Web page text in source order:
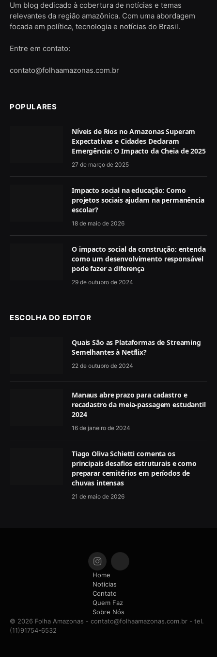
Um blog dedicado à cobertura de notícias e temas
relevantes da região amazônica. Com uma abordagem
focada em política, tecnologia e notícias do Brasil.
Entre em contato:
contato@folhaamazonas.com.br
POPULARES
Níveis de Rios no Amazonas Superam
Expectativas e Cidades Declaram
Emergência: O Impacto da Cheia de 2025
27 de março de 2025
Impacto social na educação: Como
projetos sociais ajudam na permanência
escolar?
18 de maio de 2026
O impacto social da construção: entenda
como um desenvolvimento responsável
pode fazer a diferença
29 de outubro de 2024
ESCOLHA DO EDITOR
Quais São as Plataformas de Streaming
Semelhantes à Netflix?
22 de outubro de 2024
Manaus abre prazo para cadastro e
recadastro da meia-passagem estudantil
2024
16 de janeiro de 2024
Tiago Oliva Schietti comenta os
principais desafios estruturais e como
preparar cemitérios em períodos de
chuvas intensas
21 de maio de 2026
InstagramRSS
Home
Noticias
Contato
Quem Faz
Sobre Nós
© 2026 Folha Amazonas - contato@folhaamazonas.com.br - tel.
(11)91754-6532